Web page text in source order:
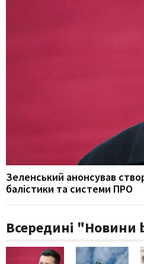
Зеленський анонсував
балістики та системи ПРО
Всередині "Новини